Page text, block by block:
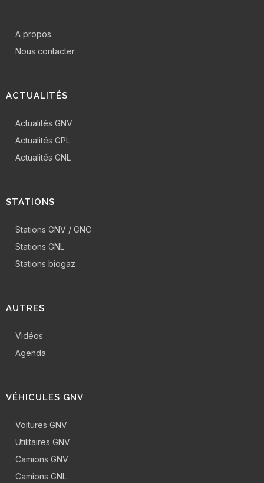
A propos
Nous contacter
ACTUALITÉS
Actualités GNV
Actualités GPL
Actualités GNL
STATIONS
Stations GNV / GNC
Stations GNL
Stations biogaz
AUTRES
Vidéos
Agenda
VÉHICULES GNV
Voitures GNV
Utilitaires GNV
Camions GNV
Camions GNL